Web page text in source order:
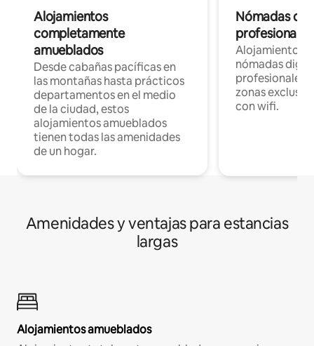
Alojamientos
completamente
amueblados
Desde cabañas pacíficas en
las montañas hasta prácticos
departamentos en el medio
de la ciudad, estos
alojamientos amueblados
tienen todas las amenidades
de un hogar.
Nómadas
Alojamientos
nómadas
profesionales
zonas
con wifi.
Amenidades y ventajas para estancias
largas
Alojamientos amueblados